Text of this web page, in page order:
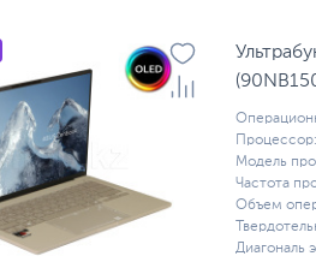
Процессор:
Модель
Частота
Объем
Диагональ